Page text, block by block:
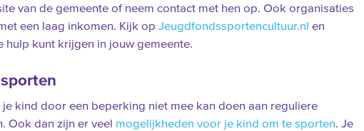
van de gemeente of neem contact met hen op. Ook organisaties
een laag inkomen. Kijk op Jeugdfondssportencultuur.nl en
hulp kunt krijgen in jouw gemeente.
je kind door een beperking niet mee kan doen aan reguliere
Ook dan zijn er veel mogelijkheden voor je kind om te sporten. Je